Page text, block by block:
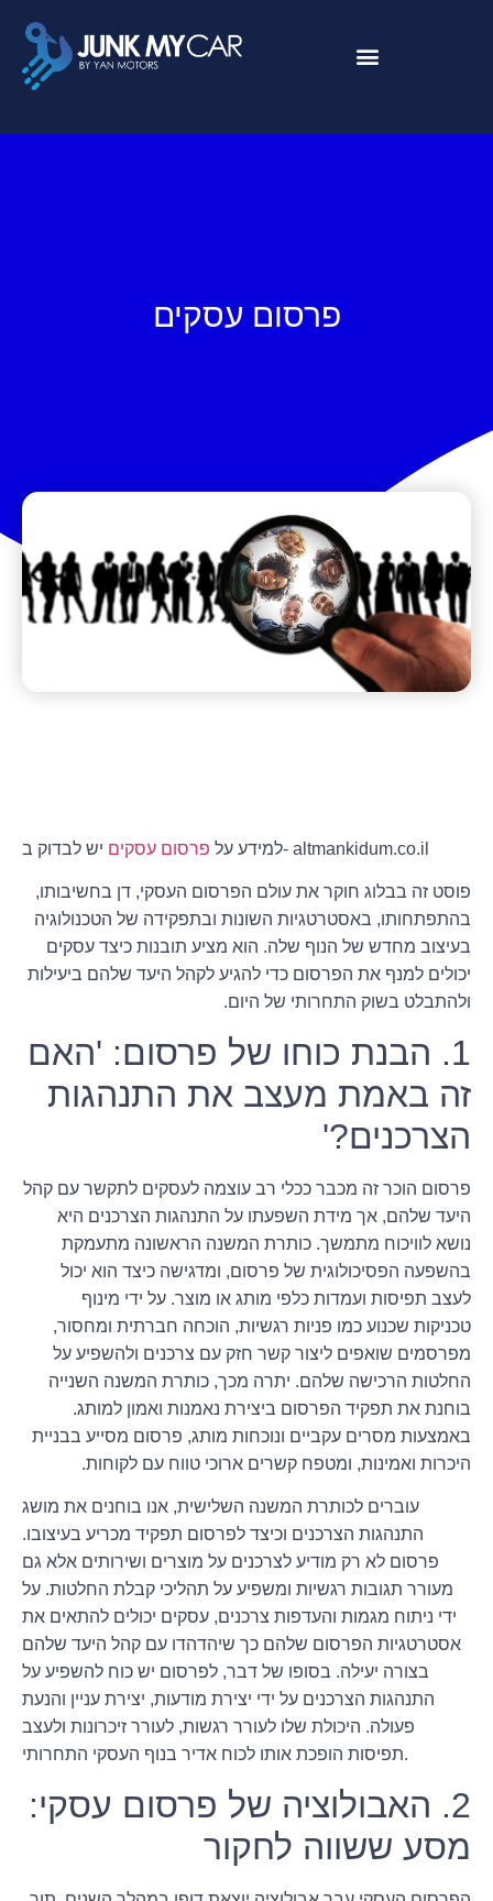
פרסום עסקים
למידע על פרסום עסקים יש לבדוק ב- altmankidum.co.il
פוסט זה בבלוג חוקר את עולם הפרסום העסקי, דן בחשיבותו,
בהתפתחותו, באסטרטגיות השונות ובתפקידה של הטכנולוגיה
בעיצוב מחדש של הנוף שלה. הוא מציע תובנות כיצד עסקים
יכולים למנף את הפרסום כדי להגיע לקהל היעד שלהם ביעילות
ולהתבלט בשוק התחרותי של היום.
1. הבנת כוחו של פרסום: 'האם
זה באמת מעצב את התנהגות
הצרכנים?'
פרסום הוכר זה מכבר ככלי רב עוצמה לעסקים לתקשר עם קהל
היעד שלהם, אך מידת השפעתו על התנהגות הצרכנים היא
נושא לוויכוח מתמשך. כותרת המשנה הראשונה מתעמקת
בהשפעה הפסיכולוגית של פרסום, ומדגישה כיצד הוא יכול
לעצב תפיסות ועמדות כלפי מותג או מוצר. על ידי מינוף
טכניקות שכנוע כמו פניות רגשיות, הוכחה חברתית ומחסור,
מפרסמים שואפים ליצור קשר חזק עם צרכנים ולהשפיע על
החלטות הרכישה שלהם. יתרה מכך, כותרת המשנה השנייה
בוחנת את תפקיד הפרסום ביצירת נאמנות ואמון למותג.
באמצעות מסרים עקביים ונוכחות מותג, פרסום מסייע בבניית
היכרות ואמינות, ומטפח קשרים ארוכי טווח עם לקוחות.
עוברים לכותרת המשנה השלישית, אנו בוחנים את מושג
התנהגות הצרכנים וכיצד לפרסום תפקיד מכריע בעיצובו.
פרסום לא רק מודיע לצרכנים על מוצרים ושירותים אלא גם
מעורר תגובות רגשיות ומשפיע על תהליכי קבלת החלטות. על
ידי ניתוח מגמות והעדפות צרכנים, עסקים יכולים להתאים את
אסטרטגיות הפרסום שלהם כך שיהדהדו עם קהל היעד שלהם
בצורה יעילה. בסופו של דבר, לפרסום יש כוח להשפיע על
התנהגות הצרכנים על ידי יצירת מודעות, יצירת עניין והנעת
פעולה. היכולת שלו לעורר רגשות, לעורר זיכרונות ולעצב
תפיסות הופכת אותו לכוח אדיר בנוף העסקי התחרותי.
2. האבולוציה של פרסום עסקי:
מסע ששווה לחקור